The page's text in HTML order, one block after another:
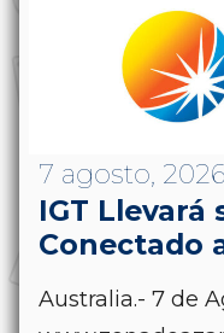
7 agosto, 2026
IGT Llevará
Conectado
Australia.- 7 de